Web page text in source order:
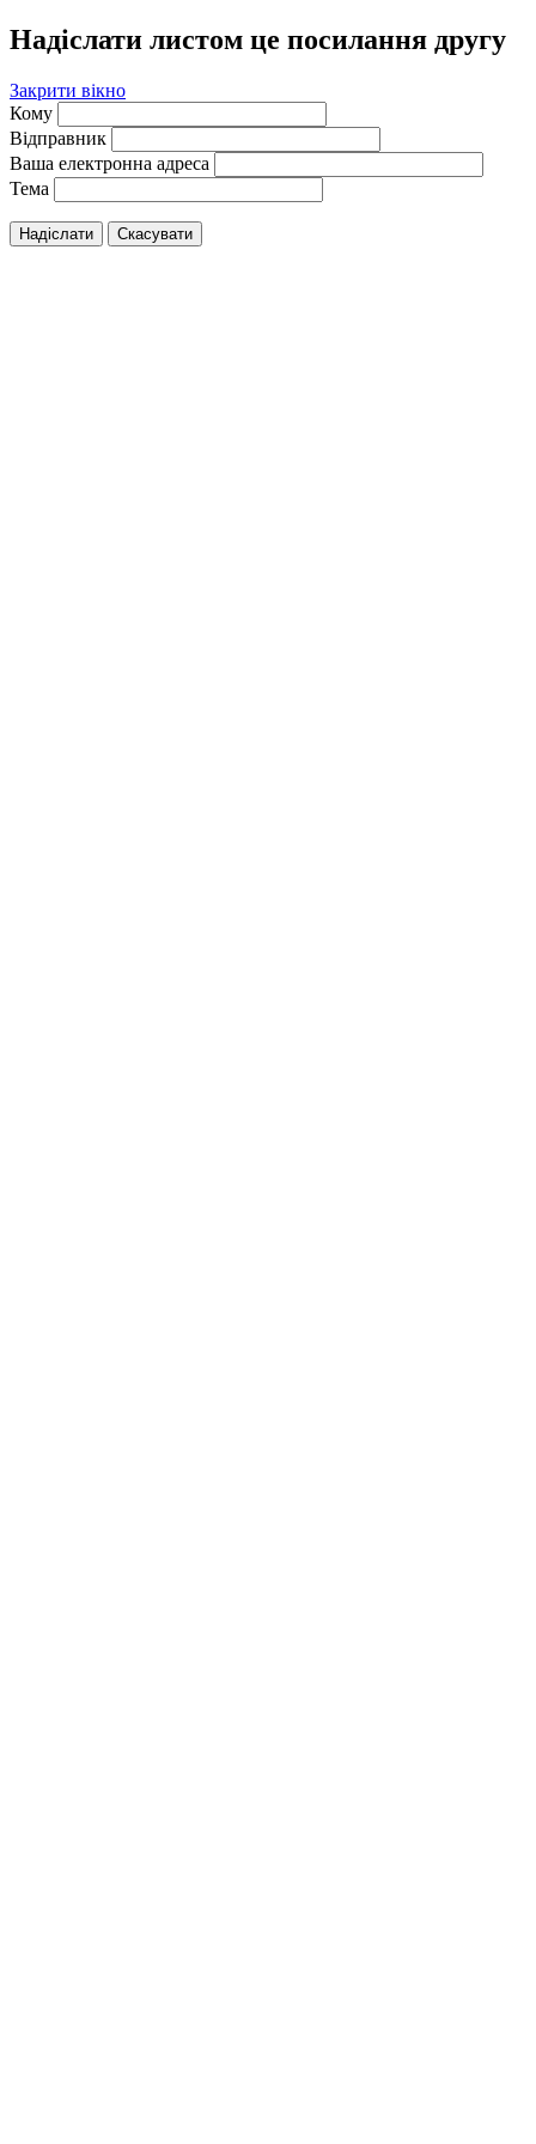
Надіслати листом це посилання другу
Закрити вікно
Кому
Відправник
Ваша електронна адреса
Тема
Надіслати Скасувати